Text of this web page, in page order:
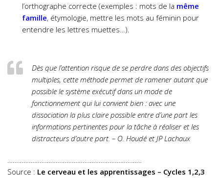
l’orthographe correcte (exemples : mots de la même
famille, étymologie, mettre les mots au féminin pour
entendre les lettres muettes…).
Dès que l’attention risque de se perdre dans des objectifs
multiples, cette méthode permet de ramener autant que
possible le système exécutif dans un mode de
fonctionnement qui lui convient bien : avec une
dissociation la plus claire possible entre d’une part les
informations pertinentes pour la tâche à réaliser et les
distracteurs d’autre part. – O. Houdé et JP Lachaux
…………………………………………………………………
Source : Le cerveau et les apprentissages – Cycles 1,2,3